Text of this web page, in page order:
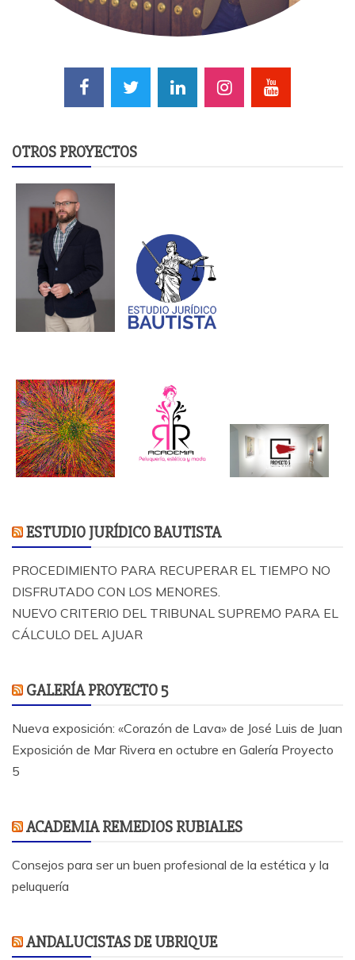
OTROS PROYECTOS
ESTUDIO JURÍDICO BAUTISTA
PROCEDIMIENTO PARA RECUPERAR EL TIEMPO NO
DISFRUTADO CON LOS MENORES.
NUEVO CRITERIO DEL TRIBUNAL SUPREMO PARA EL
CÁLCULO DEL AJUAR
GALERÍA PROYECTO 5
Nueva exposición: «Corazón de Lava» de José Luis de Juan
Exposición de Mar Rivera en octubre en Galería Proyecto
5
ACADEMIA REMEDIOS RUBIALES
Consejos para ser un buen profesional de la estética y la
peluquería
ANDALUCISTAS DE UBRIQUE